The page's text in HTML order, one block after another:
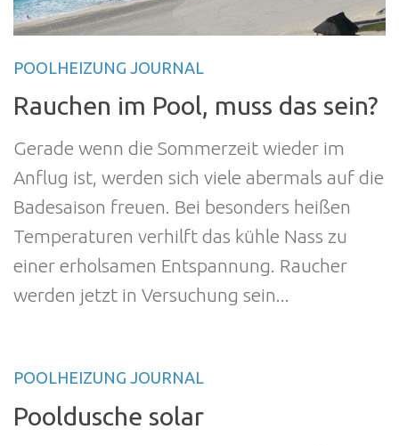
POOLHEIZUNG JOURNAL
Rauchen im Pool, muss das sein?
Gerade wenn die Sommerzeit wieder im
Anflug ist, werden sich viele abermals auf die
Badesaison freuen. Bei besonders heißen
Temperaturen verhilft das kühle Nass zu
einer erholsamen Entspannung. Raucher
werden jetzt in Versuchung sein...
POOLHEIZUNG JOURNAL
Pooldusche solar